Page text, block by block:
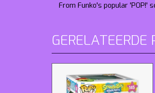
From Funko's popular 'POP!'
GERELATEERDE